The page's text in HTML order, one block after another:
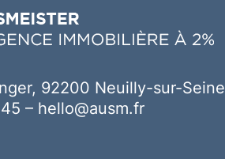
92200 Neuilly-sur-Seine
– hello@ausm.fr